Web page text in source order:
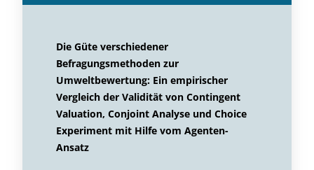
Die Güte verschiedener
Befragungsmethoden zur
Umweltbewertung: Ein empirischer
Vergleich der Validität von Contingent
Valuation, Conjoint Analyse und Choice
Experiment mit Hilfe vom Agenten-
Ansatz